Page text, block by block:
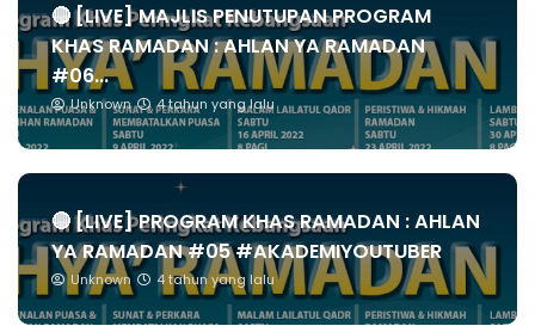
🔴 [LIVE] MAJLIS PENUTUPAN PROGRAM
KHAS RAMADAN : AHLAN YA RAMADAN
#06...
Unknown 4 tahun yang lalu
🔴 [LIVE] PROGRAM KHAS RAMADAN : AHLAN
YA RAMADAN #05 #AKADEMIYOUTUBER
Unknown 4 tahun yang lalu